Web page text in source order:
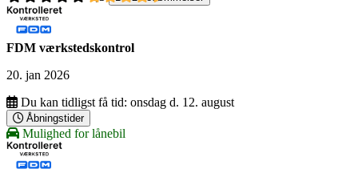
FDM værkstedskontrol
20. jan 2026
Du kan tidligst få tid: onsdag d. 12. august
Åbningstider
Mulighed for lånebil